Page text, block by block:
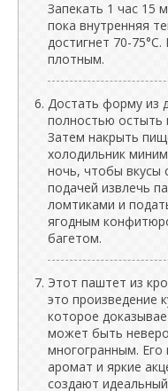
Запекать 1 час 15
пока внутренняя
достигнет 70-
плотным.
Достать форму из
полностью остыть
Затем накрыть
холодильник
ночь, чтобы вкусы
подачей извлечь
ломтиками и
ягодным
багетом.
Этот паштет из
это произведение
которое
может быть
многогранным. Его
аромат и яркие
создают